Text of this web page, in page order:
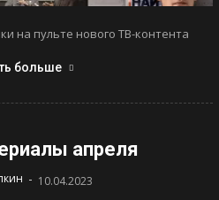
на пульте нового ТВ-контента
больше
апреля
- 10.04.2023